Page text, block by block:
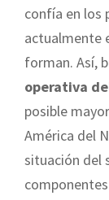
confía en los
actualmente
forman. Así,
operativa
posible
América del
situación del